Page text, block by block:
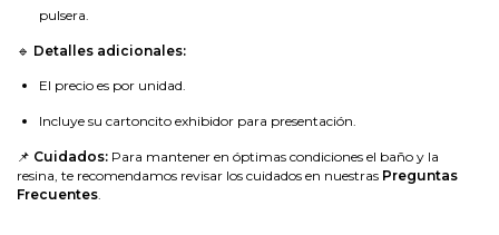
pulsera.
🔹 Detalles adicionales:
El precio es por unidad.
Incluye su cartoncito exhibidor para presentación.
📌 Cuidados: Para mantener en óptimas condiciones el baño y la
resina, te recomendamos revisar los cuidados en nuestras Preguntas
Frecuentes